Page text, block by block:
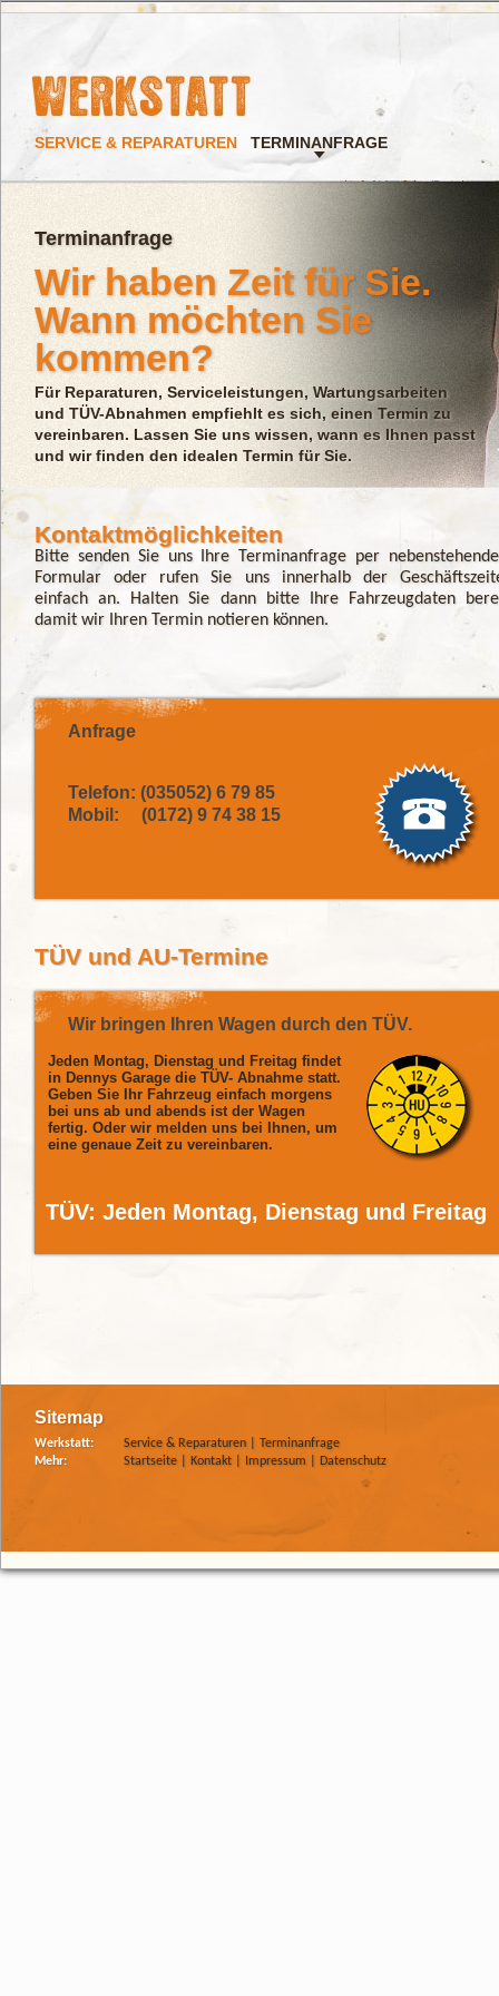
SERVICE & REPARATUREN TERMINANFRAGE
Terminanfrage
Wir haben Zeit für Sie.
Wann möchten Sie
kommen?
Für Reparaturen, Serviceleistungen, Wartungsarbeiten
und TÜV-Abnahmen empfiehlt es sich, einen Termin zu
vereinbaren. Lassen Sie uns wissen, wann es Ihnen passt
und wir finden den idealen Termin für Sie.
Kontaktmöglichkeiten
Bitte senden Sie uns Ihre Terminanfrage per
Formular oder rufen Sie uns innerhalb der
einfach an. Halten Sie dann bitte Ihre Fahrzeugdaten
damit wir Ihren Termin notieren können.
Anfrage
Telefon: (035052) 6 79 85
Mobil: (0172) 9 74 38 15
TÜV und AU-Termine
Wir bringen Ihren Wagen durch den TÜV.
Jeden Montag, Dienstag und Freitag findet
in Dennys Garage die TÜV- Abnahme statt.
Geben Sie Ihr Fahrzeug einfach morgens
bei uns ab und abends ist der Wagen
fertig. Oder wir melden uns bei Ihnen, um
eine genaue Zeit zu vereinbaren.
TÜV: Jeden Montag, Dienstag und Freitag
Sitemap
Werkstatt: Service & Reparaturen
Terminanfrage
Mehr:
Startseite Kontakt Impressum Datenschutz